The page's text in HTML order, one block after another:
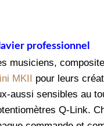
professionnel
musiciens,
MKII pour leurs
aussi sensibles au
Q-Link.